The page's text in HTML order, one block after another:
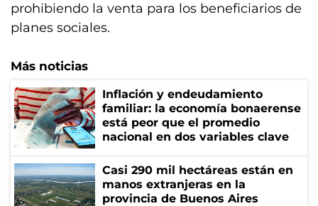
prohibiendo la venta para los beneficiarios de
planes sociales.
Más noticias
Inflación y endeudamiento
familiar: la economía bonaerense
está peor que el promedio
nacional en dos variables clave
Casi 290 mil hectáreas están en
manos extranjeras en la
provincia de Buenos Aires